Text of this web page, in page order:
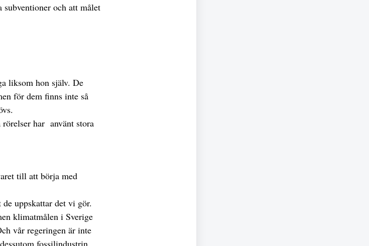
och att målet
liksom hon själv. De
för dem finns inte så
har använt stora
till att börja med
uppskattar det vi gör.
klimatmålen i Sverige
vår regeringen är inte
fossilindustrin.